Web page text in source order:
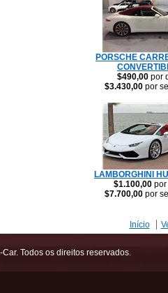
PORSCHE
$490,00 por
$3.430,00por
LAMBORGHINI
$1.100,00
$7.700,00por
Início
Todos os direitos reservados.